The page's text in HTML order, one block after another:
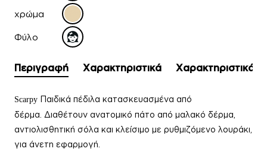
χρώμα
Φύλο
Περιγραφή Χαρακτηριστικά Χαρακτηριστικά
Scarpy Παιδικά πέδιλα κατασκευασμένα από
δέρμα. Διαθέτουν ανατομικό πάτο από μαλακό δέρμα,
αντιολισθητική σόλα και κλείσιμο με ρυθμιζόμενο λουράκι,
για άνετη εφαρμογή.